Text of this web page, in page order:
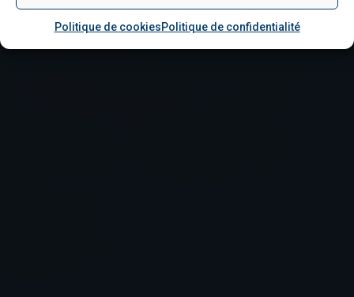
Politique de cookiesPolitique de confidentialité
CONTACT